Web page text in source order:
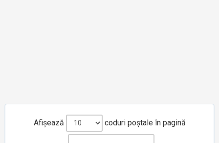
Afișează coduri poștale în pagină